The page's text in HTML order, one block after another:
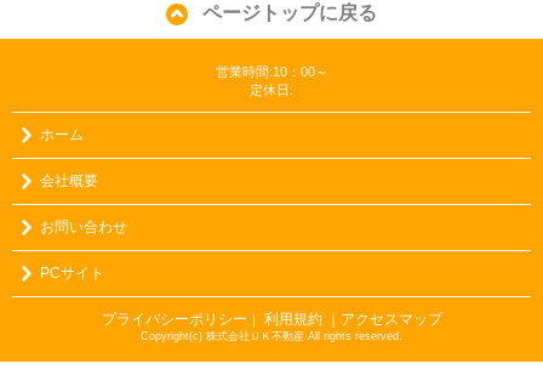
ページトップに戻る
営業時間:10：00～
定休日:
ホーム
会社概要
お問い合わせ
PCサイト
プライバシーポリシー ｜ 利用規約 ｜アクセスマップ
Copyright(c) 株式会社ＵＫ不動産 All rights reserved.